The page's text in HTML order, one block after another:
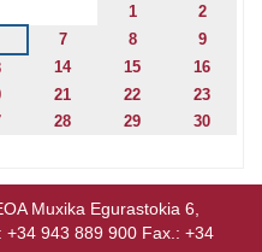
1
2
7 8
9
14 15
16
21 22
23
28 29
30
Muxika Egurastokia 6,
+34 943 889 900 Fax.: +34